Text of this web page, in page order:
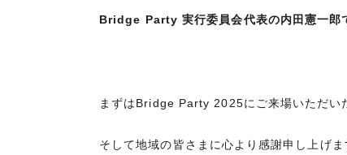
Bridge Party 実行委員会代表の内田憲一郎
まずはBridge Party 2025にご来場いただい
そして地域の皆さまに心より感謝申し上げま